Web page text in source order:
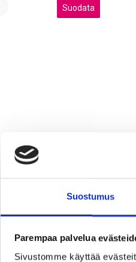
Suostumus
Parempaa palvelua
Sivustomme käyttää
Minimihinta
Maksimihinta
Suodata